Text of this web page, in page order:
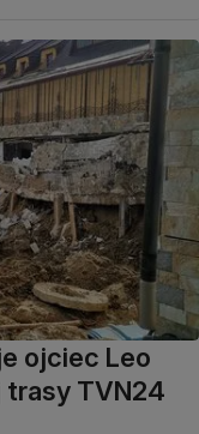
ojciec Leo
trasy TVN24